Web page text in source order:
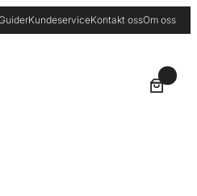
KundeserviceKontakt ossOm oss